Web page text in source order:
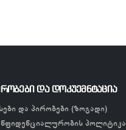
და დოკუემნტაცია
და პირობები (ზოგადი)
პოლიტიკა